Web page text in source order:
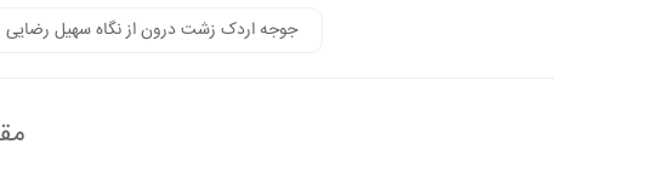
جوجه اردک زشت درون از نگاه سهیل رضایی